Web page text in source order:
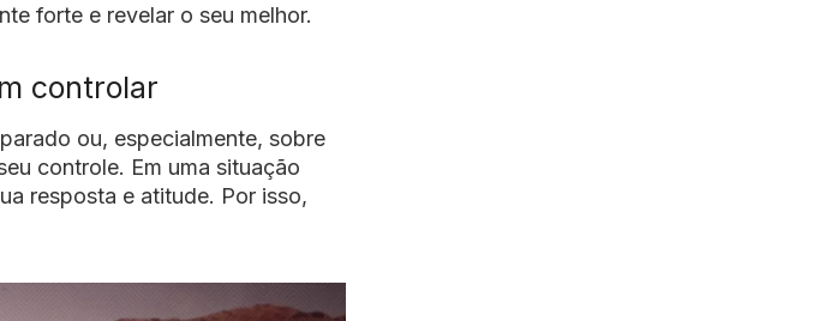
forte e revelar o seu melhor.
controlar
ou, especialmente, sobre
controle. Em uma situação
resposta e atitude. Por isso,